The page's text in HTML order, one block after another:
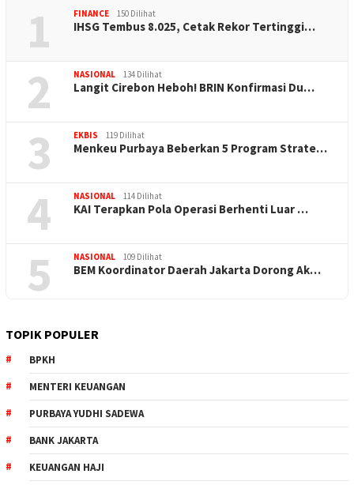
1 FINANCE 150 Dilihat
IHSG Tembus 8.025, Cetak Rekor Tertinggi…
2 NASIONAL 134 Dilihat
Langit Cirebon Heboh! BRIN Konfirmasi Du…
3 EKBIS 119 Dilihat
Menkeu Purbaya Beberkan 5 Program Strate…
4 NASIONAL 114 Dilihat
KAI Terapkan Pola Operasi Berhenti Luar …
5 NASIONAL 109 Dilihat
BEM Koordinator Daerah Jakarta Dorong Ak…
TOPIK POPULER
BPKH
MENTERI KEUANGAN
PURBAYA YUDHI SADEWA
BANK JAKARTA
KEUANGAN HAJI